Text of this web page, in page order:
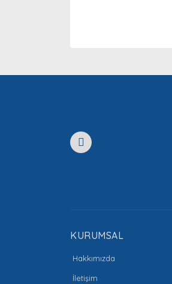
KURUMSAL
Hakkımızda
İletişim